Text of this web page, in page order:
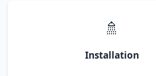
🚿
Installation